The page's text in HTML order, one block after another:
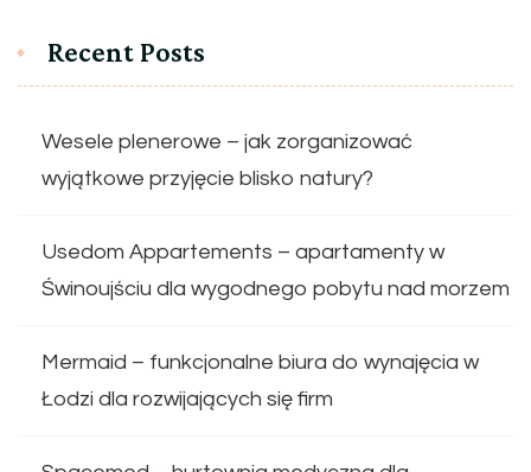
Recent Posts
Wesele plenerowe – jak zorganizować
wyjątkowe przyjęcie blisko natury?
Usedom Appartements – apartamenty w
Świnoujściu dla wygodnego pobytu nad morzem
Mermaid – funkcjonalne biura do wynajęcia w
Łodzi dla rozwijających się firm